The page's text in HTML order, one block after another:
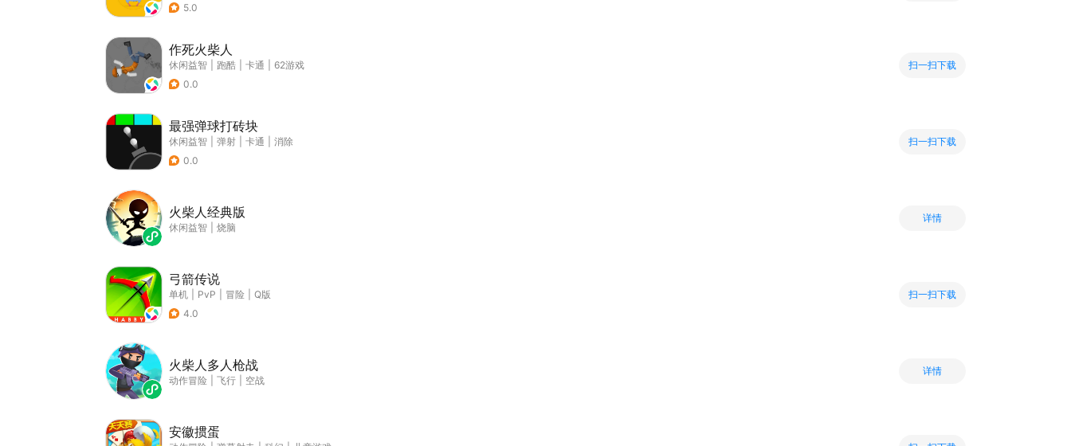
5.0
作死火柴人
休闲益智 跑酷 卡通
62游戏
0.0
扫一扫下载
最强弹球打砖块
休闲益智 弹射 卡通
消除
0.0
扫一扫下载
火柴人经典版
休闲益智 烧脑
详情
弓箭传说
单机 PvP 冒险
Q版
4.0
扫一扫下载
火柴人多人枪战
动作冒险 飞行 空战
详情
安徽掼蛋